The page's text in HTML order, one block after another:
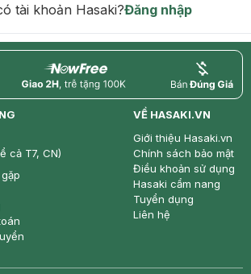
tài khoản Hasaki?Đăng nhập
nowfree price
cả T7, CN)
VỀ HASAKI.VN
Giới thiệu Hasaki.vn
Chính sách bảo mật
Điều khoản sử dụng
Hasaki cẩm nang
Tuyển dụng
Liên hệ